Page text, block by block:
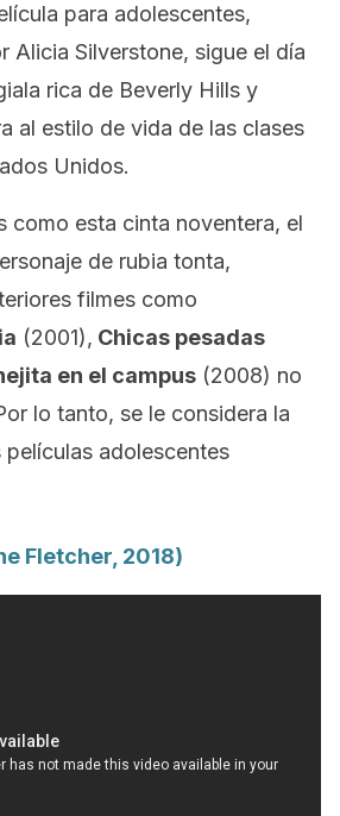
para adolescentes,
Alicia Silverstone, sigue el día
rica de Beverly Hills y
al estilo de vida de las clases
Unidos.
como esta cinta noventera, el
de rubia tonta,
filmes como
(2001), Chicas pesadas
en el campus (2008) no
lo tanto, se le considera la
películas adolescentes
Fletcher, 2018)